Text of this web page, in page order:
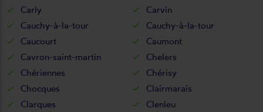
Carly
Carvin
Cauchy-à-la-tour
Cauchy-à-la-tour
Caucourt
Caumont
Cavron-saint-martin
Chelers
Chériennes
Chérisy
Chocques
Clairmarais
Clarques
Clenleu